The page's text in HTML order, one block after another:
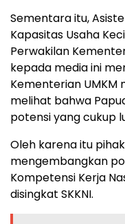
Sementara itu,
Kapasitas Usaha
Perwakilan
kepada media ini
Kementerian UMKM
melihat bahwa
potensi yang cukup
Oleh karena itu
mengembangkan
Kompetensi Kerja
disingkat SKKNI.